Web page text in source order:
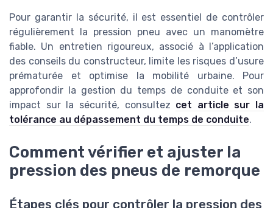
Pour garantir la sécurité, il est essentiel de contrôler
régulièrement la pression pneu avec un manomètre
fiable. Un entretien rigoureux, associé à l’application
des conseils du constructeur, limite les risques d’usure
prématurée et optimise la mobilité urbaine. Pour
approfondir la gestion du temps de conduite et son
impact sur la sécurité, consultez cet article sur la
tolérance au dépassement du temps de conduite.
Comment vérifier et ajuster la
pression des pneus de remorque
Étapes clés pour contrôler la pression des